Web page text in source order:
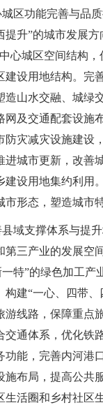
区功能完善与品
提升”的城市发展方
心城区空间结构
建设用地结构。完
造山水交融、城绿
网及交通配套设施
防灾减灾设施建设
进城市更新，改善
建设用地集约利用
形态，塑造城市
域支撑体系与提
第三产业的发展空
特”的绿色加工产
构建“一心、四带、
游线路 ，保障重点
通体系，优化铁
能，完善内河港
施布局，提高公共
生活圈和乡村社区